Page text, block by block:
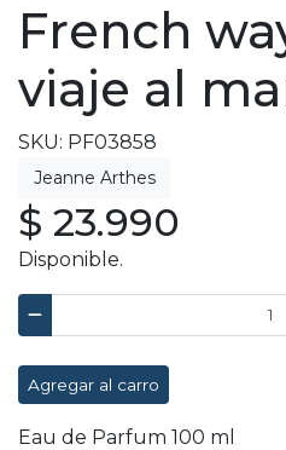
French
viaje al
SKU: PF03858
$ 23.990
Disponible.
Agregar al carro
Eau de Parfum 100 ml